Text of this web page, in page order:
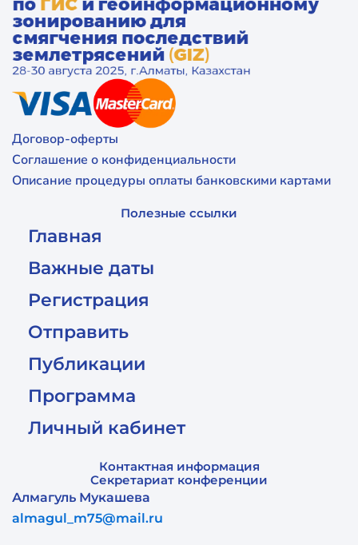
Договор-оферты
Соглашение о конфиденциальности
Описание процедуры оплаты банковскими картами
Полезные ссылки
Главная
Важные даты
Регистрация
Отправить
Публикации
Программа
Личный кабинет
Контактная информация
Секретариат конференции
Алмагуль Мукашева
almagul_m75@mail.ru